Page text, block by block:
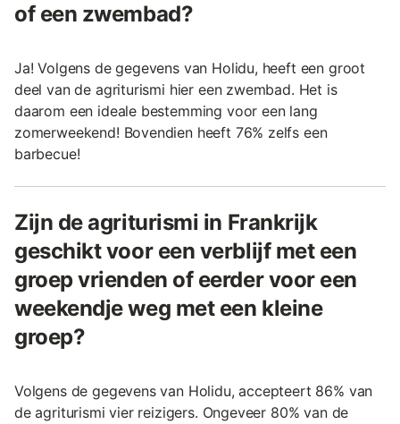
of een zwembad?
Ja! Volgens de gegevens van Holidu, heeft een groot
deel van de agriturismi hier een zwembad. Het is
daarom een ideale bestemming voor een lang
zomerweekend! Bovendien heeft 76% zelfs een
barbecue!
Zijn de agriturismi in Frankrijk
geschikt voor een verblijf met een
groep vrienden of eerder voor een
weekendje weg met een kleine
groep?
Volgens de gegevens van Holidu, accepteert 86% van
de agriturismi vier reizigers. Ongeveer 80% van de